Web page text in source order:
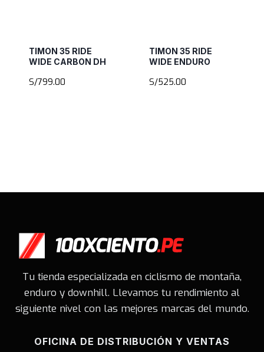
TIMON 35 RIDE
WIDE CARBON DH
S/799.00
TIMON 35 RIDE
WIDE ENDURO
S/525.00
Tu tienda especializada en ciclismo de montaña,
enduro y downhill. Llevamos tu rendimiento al
siguiente nivel con las mejores marcas del mundo.
OFICINA DE DISTRIBUCIÓN Y VENTAS